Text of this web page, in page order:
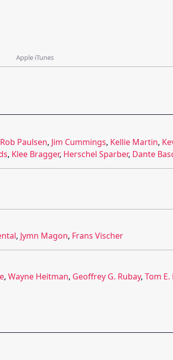
Apple iTunes
Rob Paulsen, Jim Cummings, Kellie Martin,
, Klee Bragger, Herschel Sparber, Dante
, Jymn Magon, Frans Vischer
, Wayne Heitman, Geoffrey G. Rubay, Tom E.